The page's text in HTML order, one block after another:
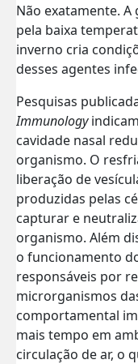
Não exatamente.
pela baixa
inverno cria
desses agentes
Pesquisas
Immunology
cavidade nasal
organismo. O
liberação de
produzidas pelas
capturar e
organismo. Além
o funcionamento
responsáveis por
microrganismos
comportamental
mais tempo em
circulação de ar, o